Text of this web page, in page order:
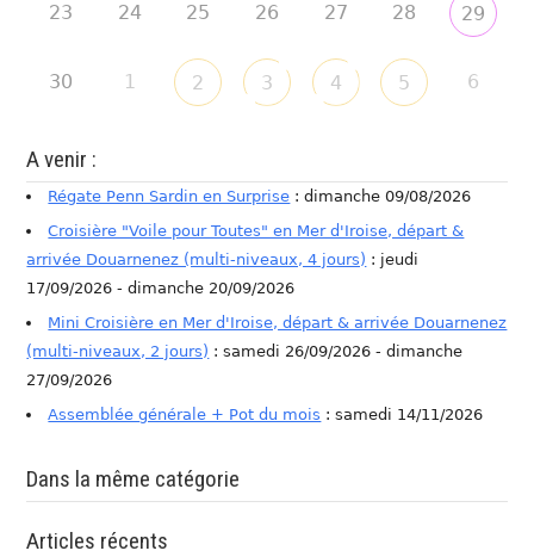
23 24 25 26 27 28 29
30 1 2 3 4 5 6
A venir :
Régate Penn Sardin en Surprise : dimanche 09/08/2026
Croisière "Voile pour Toutes" en Mer d'Iroise, départ &
arrivée Douarnenez (multi-niveaux, 4 jours) : jeudi
17/09/2026 - dimanche 20/09/2026
Mini Croisière en Mer d'Iroise, départ & arrivée Douarnenez
(multi-niveaux, 2 jours) : samedi 26/09/2026 - dimanche
27/09/2026
Assemblée générale + Pot du mois : samedi 14/11/2026
Dans la même catégorie
Articles récents